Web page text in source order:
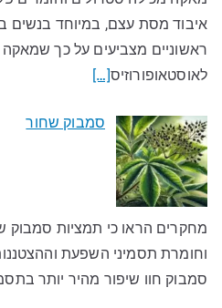
איבוד מסת עצם, במיוחד בנשים
ראשוניים מצביעים על כך
לאוסטאופורוזיס[…]
סמבוק שחור
מחקרים הראו כי תמציות
וחומרת תסמיני השפעת
סמבוק חוו שיפור מהיר יותר